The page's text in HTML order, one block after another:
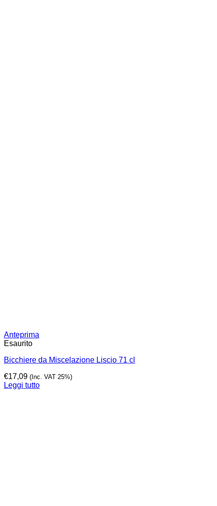
Anteprima
Esaurito
Bicchiere da Miscelazione Liscio 71 cl
€17,09 (Inc. VAT 25%)
Leggi tutto